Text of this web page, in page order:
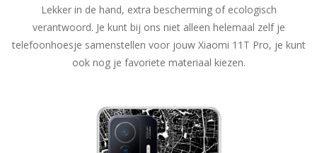
Lekker in de hand, extra bescherming of ecologisch
verantwoord. Je kunt bij ons niet alleen helemaal zelf je
telefoonhoesje samenstellen voor jouw Xiaomi 11T Pro, je kunt
ook nog je favoriete materiaal kiezen.